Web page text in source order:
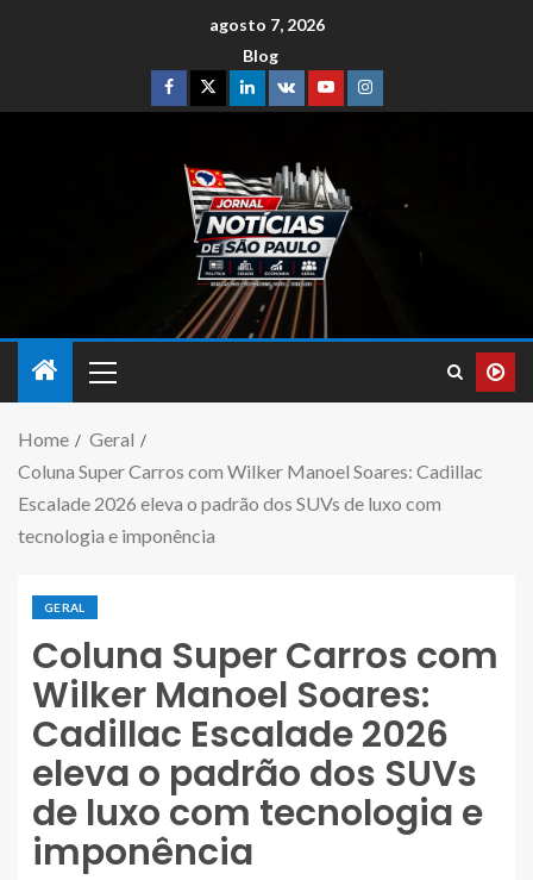
agosto 7, 2026
Blog
Home
Geral
Coluna Super Carros com Wilker Manoel Soares: Cadillac
Escalade 2026 eleva o padrão dos SUVs de luxo com
tecnologia e imponência
GERAL
Coluna Super Carros com
Wilker Manoel Soares:
Cadillac Escalade 2026
eleva o padrão dos SUVs
de luxo com tecnologia e
imponência